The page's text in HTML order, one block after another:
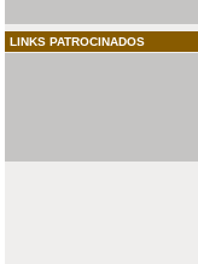
LINKS PATROCINADOS